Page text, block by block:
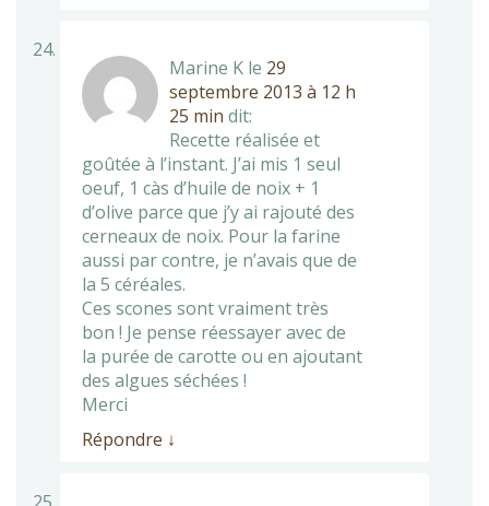
Marine K le 29
septembre 2013 à 12 h
25 min dit:
Recette réalisée et
goûtée à l’instant. J’ai mis 1 seul
oeuf, 1 càs d’huile de noix + 1
d’olive parce que j’y ai rajouté des
cerneaux de noix. Pour la farine
aussi par contre, je n’avais que de
la 5 céréales.
Ces scones sont vraiment très
bon ! Je pense réessayer avec de
la purée de carotte ou en ajoutant
des algues séchées !
Merci
Répondre ↓